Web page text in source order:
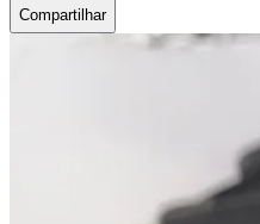
Compartilhar